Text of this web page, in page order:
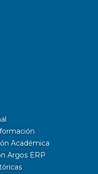
Académica
Argos ERP